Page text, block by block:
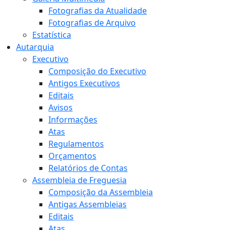
Fotografias da Atualidade
Fotografias de Arquivo
Estatística
Autarquia
Executivo
Composição do Executivo
Antigos Executivos
Editais
Avisos
Informações
Atas
Regulamentos
Orçamentos
Relatórios de Contas
Assembleia de Freguesia
Composição da Assembleia
Antigas Assembleias
Editais